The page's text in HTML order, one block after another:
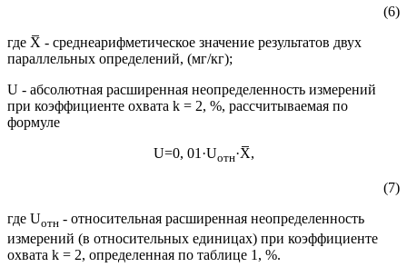
(6)
где X̅ - среднеарифметическое значение результатов двух
параллельных определений, (мг/кг);
U - абсолютная расширенная неопределенность измерений
при коэффициенте охвата k = 2, %, рассчитываемая по
формуле
U=0, 01·Uотн·X̅,
(7)
где Uотн - относительная расширенная неопределенность
измерений (в относительных единицах) при коэффициенте
охвата k = 2, определенная по таблице 1, %.